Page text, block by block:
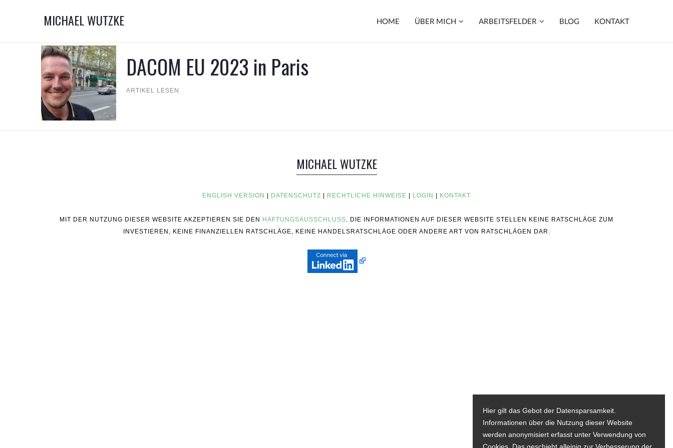
MICHAEL WUTZKE HOME ÜBER MICH ARBEITSFELDER BLOG KONTAKT
DACOM EU 2023 in Paris
ARTIKEL LESEN
MICHAEL WUTZKE
ENGLISH VERSION DATENSCHUTZ RECHTLICHE HINWEISE LOGIN KONTAKT
MIT DER NUTZUNG DIESER WEBSITE AKZEPTIEREN SIE DEN HAFTUNGSAUSSCHLUSS. DIE INFORMATIONEN AUF DIESER WEBSITE STELLEN KEINE RATSCHLÄGE ZUM
INVESTIEREN, KEINE FINANZIELLEN RATSCHLÄGE, KEINE HANDELSRATSCHLÄGE ODER ANDERE ART VON RATSCHLÄGEN DAR.
Hier gilt das Gebot der Datensparsamkeit.
Informationen über die Nutzung dieser Website
werden anonymisiert erfasst unter Verwendung von